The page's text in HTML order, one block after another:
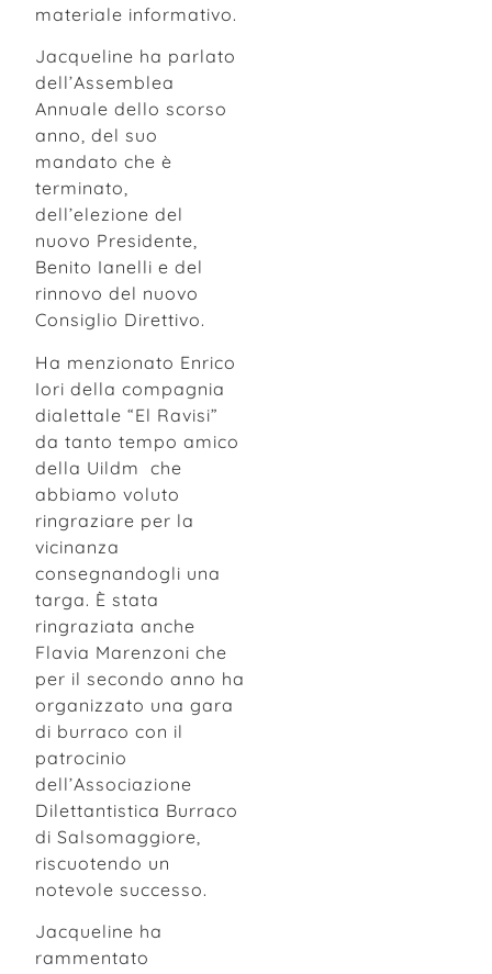
materiale informativo.
Jacqueline ha parlato
dell’Assemblea
Annuale dello scorso
anno, del suo
mandato che è
terminato,
dell’elezione del
nuovo Presidente,
Benito Ianelli e del
rinnovo del nuovo
Consiglio Direttivo.
Ha menzionato Enrico
Iori della compagnia
dialettale “El Ravisi”
da tanto tempo amico
della Uildm che
abbiamo voluto
ringraziare per la
vicinanza
consegnandogli una
targa. È stata
ringraziata anche
Flavia Marenzoni che
per il secondo anno ha
organizzato una gara
di burraco con il
patrocinio
dell’Associazione
Dilettantistica Burraco
di Salsomaggiore,
riscuotendo un
notevole successo.
Jacqueline ha
rammentato